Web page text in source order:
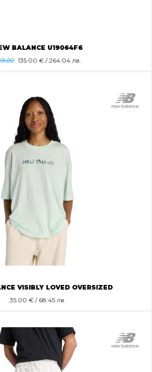
BALANCE U19064F6
135.00 € / 264.04 лв.
VISIBLY LOVED OVERSIZED
35.00 € / 68.45 лв.